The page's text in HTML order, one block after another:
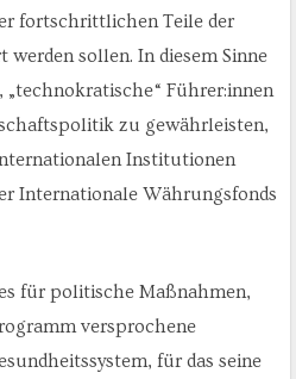
fortschrittlichen Teile der
sollen. In diesem Sinne
Führer:innen
zu gewährleisten,
Institutionen
Internationale Währungsfonds
für politische Maßnahmen,
versprochene
für das seine